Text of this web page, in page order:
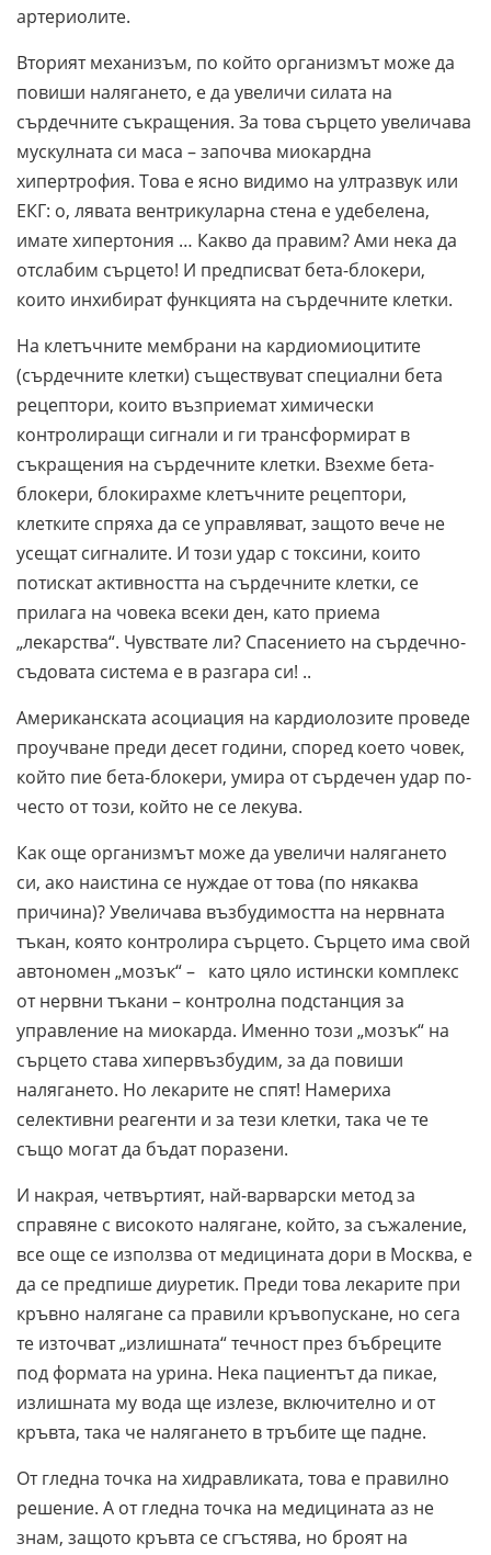
артериолите.
Вторият механизъм, по който организмът може да
повиши налягането, е да увеличи силата на
сърдечните съкращения. За това сърцето увеличава
мускулната си маса – започва миокардна
хипертрофия. Това е ясно видимо на ултразвук или
ЕКГ: о, лявата вентрикуларна стена е удебелена,
имате хипертония … Какво да правим? Ами нека да
отслабим сърцето! И предписват бета-блокери,
които инхибират функцията на сърдечните клетки.
На клетъчните мембрани на кардиомиоцитите
(сърдечните клетки) съществуват специални бета
рецептори, които възприемат химически
контролиращи сигнали и ги трансформират в
съкращения на сърдечните клетки. Взехме бета-
блокери, блокирахме клетъчните рецептори,
клетките спряха да се управляват, защото вече не
усещат сигналите. И този удар с токсини, които
потискат активността на сърдечните клетки, се
прилага на човека всеки ден, като приема
„лекарства“. Чувствате ли? Спасението на сърдечно-
съдовата система е в разгара си! ..
Американската асоциация на кардиолозите проведе
проучване преди десет години, според което човек,
който пие бета-блокери, умира от сърдечен удар по-
често от този, който не се лекува.
Как още организмът може да увеличи налягането
си, ако наистина се нуждае от това (по някаква
причина)? Увеличава възбудимостта на нервната
тъкан, която контролира сърцето. Сърцето има свой
автономен „мозък“ – като цяло истински комплекс
от нервни тъкани – контролна подстанция за
управление на миокарда. Именно този „мозък“ на
сърцето става хипервъзбудим, за да повиши
налягането. Но лекарите не спят! Намериха
селективни реагенти и за тези клетки, така че те
също могат да бъдат поразени.
И накрая, четвъртият, най-варварски метод за
справяне с високото налягане, който, за съжаление,
все още се използва от медицината дори в Москва, е
да се предпише диуретик. Преди това лекарите при
кръвно налягане са правили кръвопускане, но сега
те източват „излишната“ течност през бъбреците
под формата на урина. Нека пациентът да пикае,
излишната му вода ще излезе, включително и от
кръвта, така че налягането в тръбите ще падне.
От гледна точка на хидравликата, това е правилно
решение. А от гледна точка на медицината аз не
знам, защото кръвта се сгъстява, но броят на